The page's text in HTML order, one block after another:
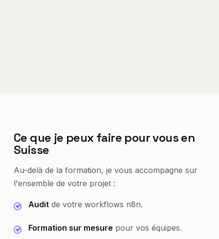
Ce que je peux faire pour vous en
Suisse
Au-delà de la formation, je vous accompagne sur
l'ensemble de votre projet :
Audit de votre workflows n8n.
Formation sur mesure pour vos équipes.